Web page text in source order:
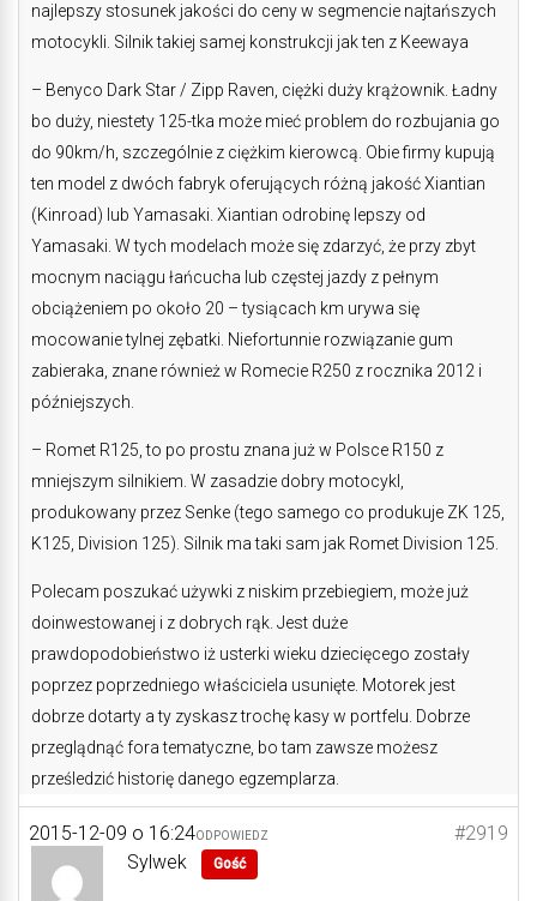
najlepszy stosunek jakości do ceny w segmencie najtańszych
motocykli. Silnik takiej samej konstrukcji jak ten z Keewaya
– Benyco Dark Star / Zipp Raven, ciężki duży krążownik. Ładny
bo duży, niestety 125-tka może mieć problem do rozbujania go
do 90km/h, szczególnie z ciężkim kierowcą. Obie firmy kupują
ten model z dwóch fabryk oferujących różną jakość Xiantian
(Kinroad) lub Yamasaki. Xiantian odrobinę lepszy od
Yamasaki. W tych modelach może się zdarzyć, że przy zbyt
mocnym naciągu łańcucha lub częstej jazdy z pełnym
obciążeniem po około 20 – tysiącach km urywa się
mocowanie tylnej zębatki. Niefortunnie rozwiązanie gum
zabieraka, znane również w Romecie R250 z rocznika 2012 i
późniejszych.
– Romet R125, to po prostu znana już w Polsce R150 z
mniejszym silnikiem. W zasadzie dobry motocykl,
produkowany przez Senke (tego samego co produkuje ZK 125,
K125, Division 125). Silnik ma taki sam jak Romet Division 125.
Polecam poszukać używki z niskim przebiegiem, może już
doinwestowanej i z dobrych rąk. Jest duże
prawdopodobieństwo iż usterki wieku dziecięcego zostały
poprzez poprzedniego właściciela usunięte. Motorek jest
dobrze dotarty a ty zyskasz trochę kasy w portfelu. Dobrze
przeglądnąć fora tematyczne, bo tam zawsze możesz
prześledzić historię danego egzemplarza.
2015-12-09 o 16:24 #2919
ODPOWIEDZ
Sylwek Gość